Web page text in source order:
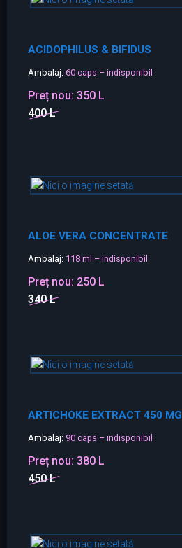
ACIDOPHILUS & BIFIDUS
Ambalaj: 60 caps – indisponibil
Preț nou: 350 L
400 L
ALOE VERA CONCENTRATE
Ambalaj: 118 ml – indisponibil
Preț nou: 250 L
340 L
ARTICHOKE EXTRACT 450 MG
Ambalaj: 90 caps – indisponibil
Preț nou: 380 L
450 L